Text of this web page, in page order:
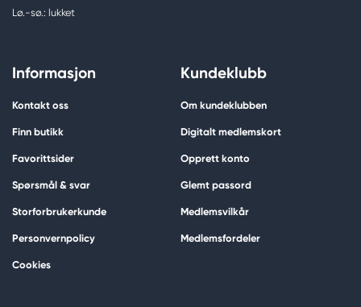
Lø.-sø.: lukket
Informasjon
Kontakt oss
Finn butikk
Favorittsider
Spørsmål & svar
Storforbrukerkunde
Personvernpolicy
Cookies
Kundeklubb
Om kundeklubben
Digitalt medlemskort
Opprett konto
Glemt passord
Medlemsvilkår
Medlemsfordeler